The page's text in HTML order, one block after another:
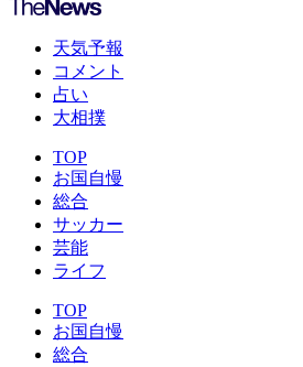
天気予報
コメント
占い
大相撲
TOP
お国自慢
総合
サッカー
芸能
ライフ
TOP
お国自慢
総合